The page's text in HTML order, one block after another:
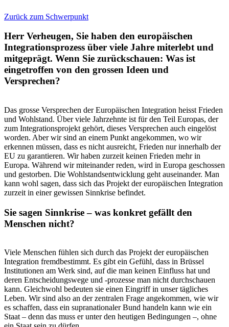
Zurück zum Schwerpunkt
Herr Verheugen, Sie haben den europäischen
Integrationsprozess über viele Jahre miterlebt und
mitgeprägt. Wenn Sie zurückschauen: Was ist
eingetroffen von den grossen Ideen und
Versprechen?
Das grosse Versprechen der Europäischen Integration heisst Frieden
und Wohlstand. Über viele Jahrzehnte ist für den Teil Europas, der
zum Integrationsprojekt gehört, dieses Versprechen auch eingelöst
worden. Aber wir sind an einem Punkt angekommen, wo wir
erkennen müssen, dass es nicht ausreicht, Frieden nur innerhalb der
EU zu garantieren. Wir haben zurzeit keinen Frieden mehr in
Europa. Während wir miteinander reden, wird in Europa geschossen
und gestorben. Die Wohlstandsentwicklung geht auseinander. Man
kann wohl sagen, dass sich das Projekt der europäischen Integration
zurzeit in einer gewissen Sinnkrise befindet.
Sie sagen Sinnkrise – was konkret gefällt den
Menschen nicht?
Viele Menschen fühlen sich durch das Projekt der europäischen
Integration fremdbestimmt. Es gibt ein Gefühl, dass in Brüssel
Institutionen am Werk sind, auf die man keinen Einfluss hat und
deren Entscheidungswege und -prozesse man nicht durchschauen
kann. Gleichwohl bedeuten sie einen Eingriff in unser tägliches
Leben. Wir sind also an der zentralen Frage angekommen, wie wir
es schaffen, dass ein supranationaler Bund handeln kann wie ein
Staat – denn das muss er unter den heutigen Bedingungen –, ohne